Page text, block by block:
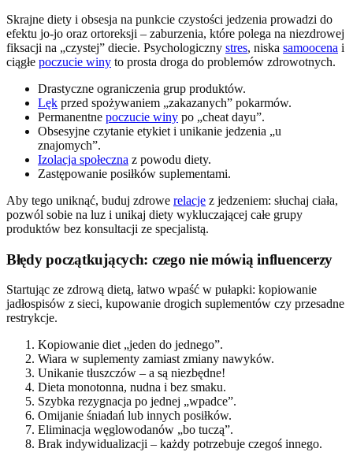
Skrajne diety i obsesja na punkcie czystości jedzenia prowadzi do
efektu jo-jo oraz ortoreksji – zaburzenia, które polega na niezdrowej
fiksacji na „czystej” diecie. Psychologiczny stres, niska samoocena i
ciągłe poczucie winy to prosta droga do problemów zdrowotnych.
Drastyczne ograniczenia grup produktów.
Lęk przed spożywaniem „zakazanych” pokarmów.
Permanentne poczucie winy po „cheat dayu”.
Obsesyjne czytanie etykiet i unikanie jedzenia „u
znajomych”.
Izolacja społeczna z powodu diety.
Zastępowanie posiłków suplementami.
Aby tego uniknąć, buduj zdrowe relacje z jedzeniem: słuchaj ciała,
pozwól sobie na luz i unikaj diety wykluczającej całe grupy
produktów bez konsultacji ze specjalistą.
Błędy początkujących: czego nie mówią influencerzy
Startując ze zdrową dietą, łatwo wpaść w pułapki: kopiowanie
jadłospisów z sieci, kupowanie drogich suplementów czy przesadne
restrykcje.
Kopiowanie diet „jeden do jednego”.
Wiara w suplementy zamiast zmiany nawyków.
Unikanie tłuszczów – a są niezbędne!
Dieta monotonna, nudna i bez smaku.
Szybka rezygnacja po jednej „wpadce”.
Omijanie śniadań lub innych posiłków.
Eliminacja węglowodanów „bo tuczą”.
Brak indywidualizacji – każdy potrzebuje czegoś innego.